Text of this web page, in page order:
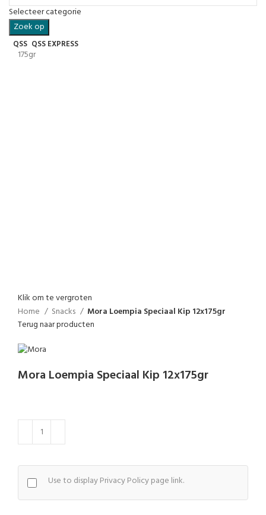
Selecteer categorie
Zoek op
QSS QSS EXPRESS
175gr
Klik om te vergroten
Home
Snacks
Mora Loempia Speciaal Kip 12x175gr
Terug naar producten
Mora Loempia Speciaal Kip 12x175gr
Use to display Privacy Policy page link.